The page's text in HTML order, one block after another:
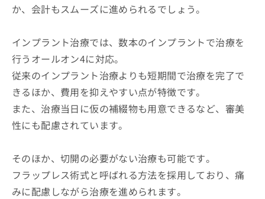
か、会計もスムーズに進められるでしょう。
インプラント治療では、数本のインプラントで治療を
行うオールオン4に対応。
従来のインプラント治療よりも短期間で治療を完了で
きるほか、費用を抑えやすい点が特徴です。
また、治療当日に仮の補綴物も用意できるなど、審美
性にも配慮されています。
そのほか、切開の必要がない治療も可能です。
フラップレス術式と呼ばれる方法を採用しており、痛
みに配慮しながら治療を進められます。